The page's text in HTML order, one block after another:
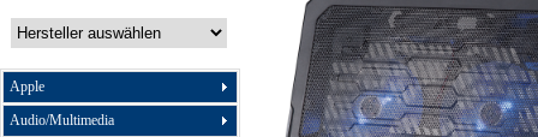
Apple
Audio/Multimedia